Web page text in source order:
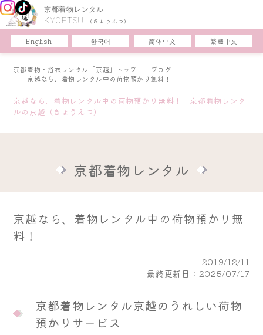
京都着物レンタル
KYOETSU (きょうえつ)
English 한국어 简体中文 繁體中文
京都着物・浴衣レンタル「京越」トップ
ブログ
京越なら、着物レンタル中の荷物預かり無料！
京越なら、着物レンタル中の荷物預かり無料！ - 京都着物レンタ
ルの京越（きょうえつ）
京都着物レンタル
京越なら、着物レンタル中の荷物預かり無
料！
2019/12/11
最終更新日：2025/07/17
京都着物レンタル京越のうれしい荷物
預かりサービス